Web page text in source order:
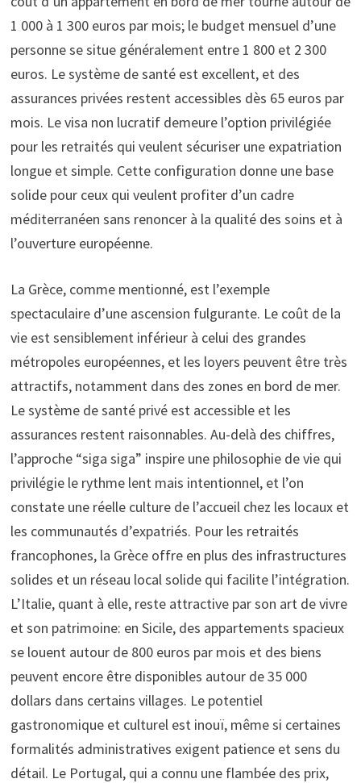
1 000 à 1 300 euros par mois; le budget mensuel d’une
personne se situe généralement entre 1 800 et 2 300
euros. Le système de santé est excellent, et des
assurances privées restent accessibles dès 65 euros par
mois. Le visa non lucratif demeure l’option privilégiée
pour les retraités qui veulent sécuriser une expatriation
longue et simple. Cette configuration donne une base
solide pour ceux qui veulent profiter d’un cadre
méditerranéen sans renoncer à la qualité des soins et à
l’ouverture européenne.
La Grèce, comme mentionné, est l’exemple
spectaculaire d’une ascension fulgurante. Le coût de la
vie est sensiblement inférieur à celui des grandes
métropoles européennes, et les loyers peuvent être très
attractifs, notamment dans des zones en bord de mer.
Le système de santé privé est accessible et les
assurances restent raisonnables. Au-delà des chiffres,
l’approche “siga siga” inspire une philosophie de vie qui
privilégie le rythme lent mais intentionnel, et l’on
constate une réelle culture de l’accueil chez les locaux et
les communautés d’expatriés. Pour les retraités
francophones, la Grèce offre en plus des infrastructures
solides et un réseau local solide qui facilite l’intégration.
L’Italie, quant à elle, reste attractive par son art de vivre
et son patrimoine: en Sicile, des appartements spacieux
se louent autour de 800 euros par mois et des biens
peuvent encore être disponibles autour de 35 000
dollars dans certains villages. Le potentiel
gastronomique et culturel est inouï, même si certaines
formalités administratives exigent patience et sens du
détail. Le Portugal, qui a connu une flambée des prix,